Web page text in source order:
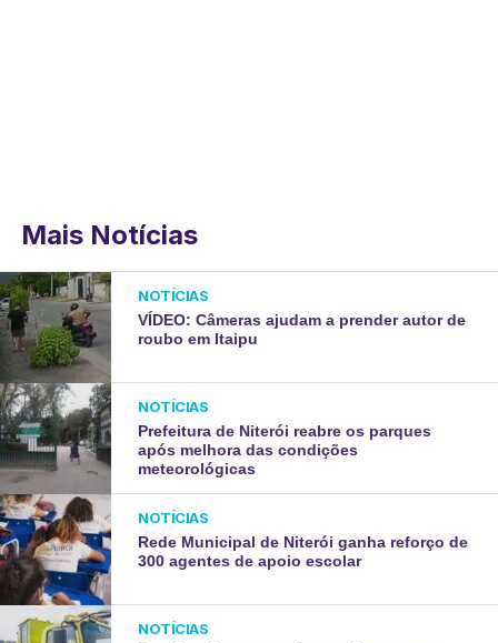
Mais Notícias
NOTÍCIAS
VÍDEO: Câmeras ajudam a prender autor de
roubo em Itaipu
NOTÍCIAS
Prefeitura de Niterói reabre os parques
após melhora das condições
meteorológicas
NOTÍCIAS
Rede Municipal de Niterói ganha reforço de
300 agentes de apoio escolar
NOTÍCIAS